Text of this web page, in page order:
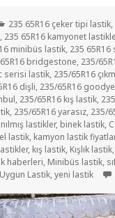
Kategoriler
235 65R16 çeker tipi lastik,
, 235 65R16 kamyonet
minibüs lastik, 235
bridgestone, 235/
serisi lastik, 235/65R16
dişli, 235/65R16
, 235/65R16 kış lastik,
, 235/65R16 yarasız, 235/
lastikler, binek lastik,
lastik, kamyon lastik
, kış lastik, Kışlık lastik,
haberleri, Minibüs lastik,
Uygun Lastik,yeni lastik